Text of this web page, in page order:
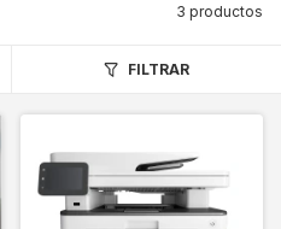
3 productos
FILTRAR